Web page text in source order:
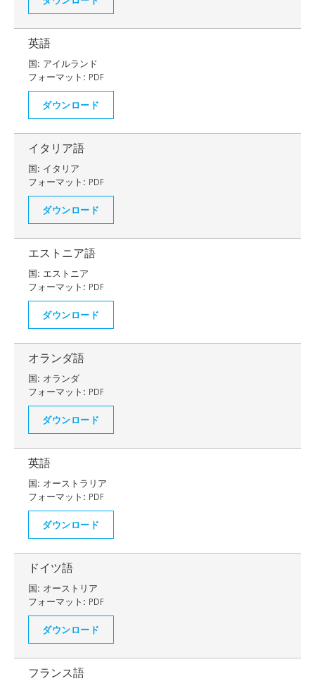
英語
国: アイルランド
フォーマット: PDF
ダウンロード
イタリア語
国: イタリア
フォーマット: PDF
ダウンロード
エストニア語
国: エストニア
フォーマット: PDF
ダウンロード
オランダ語
国: オランダ
フォーマット: PDF
ダウンロード
英語
国: オーストラリア
フォーマット: PDF
ダウンロード
ドイツ語
国: オーストリア
フォーマット: PDF
ダウンロード
フランス語